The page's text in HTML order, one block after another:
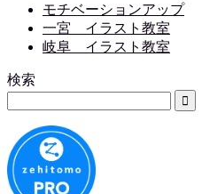
モチベーションアップ
一宮 イラスト教室
岐阜 イラスト教室
検索